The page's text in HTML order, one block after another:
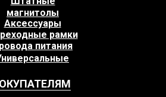
Аксессуары
питания
магнитолы
рамки